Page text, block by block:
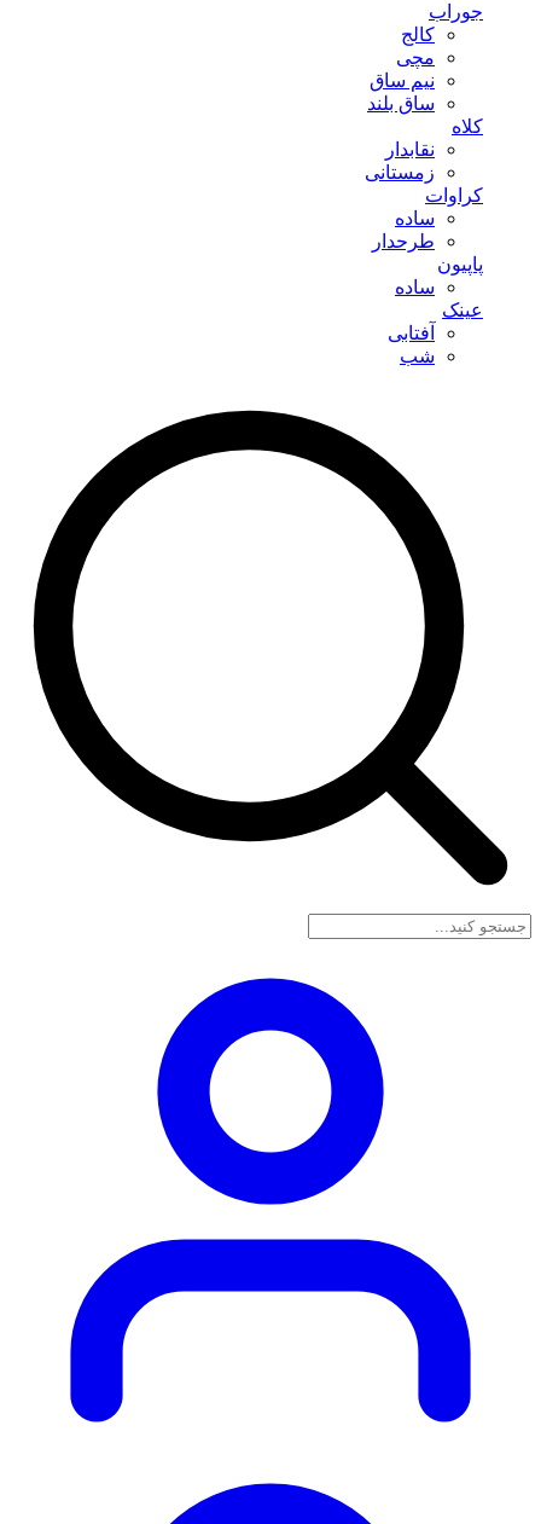
جوراب
کالج
مچی
نیم ساق
ساق بلند
کلاه
نقابدار
زمستانی
کراوات
ساده
طرحدار
پاپیون
ساده
عینک
آفتابی
شب